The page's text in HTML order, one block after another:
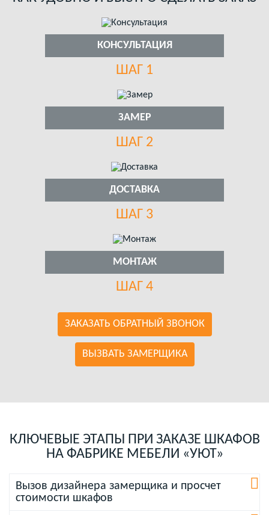
КОНСУЛЬТАЦИЯ
ШАГ 1
ЗАМЕР
ШАГ 2
ДОСТАВКА
ШАГ 3
МОНТАЖ
ШАГ 4
ЗАКАЗАТЬ ОБРАТНЫЙ ЗВОНОК
ВЫЗВАТЬ ЗАМЕРЩИКА
КЛЮЧЕВЫЕ ЭТАПЫ ПРИ ЗАКАЗЕ ШКАФОВ
НА ФАБРИКЕ МЕБЕЛИ «УЮТ»
Вызов дизайнера замерщика и просчет
стоимости шкафов